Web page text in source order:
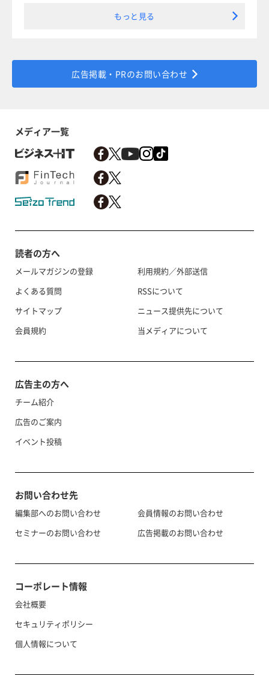
もっと見る
広告掲載・PRのお問い合わせ
メディア一覧
読者の方へ
メールマガジンの登録
よくある質問
サイトマップ
会員規約
利用規約／外部送信
RSSについて
ニュース提供先について
当メディアについて
広告主の方へ
チーム紹介
広告のご案内
イベント投稿
お問い合わせ先
編集部へのお問い合わせ
セミナーのお問い合わせ
会員情報のお問い合わせ
広告掲載のお問い合わせ
コーポレート情報
会社概要
セキュリティポリシー
個人情報について